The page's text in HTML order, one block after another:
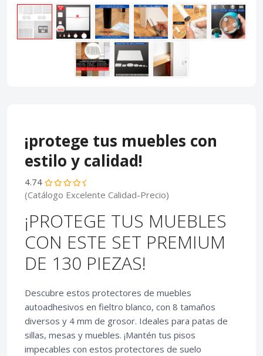
¡protege tus muebles con
estilo y calidad!
4.74
(Catálogo Excelente Calidad-Precio)
¡PROTEGE TUS MUEBLES
CON ESTE SET PREMIUM
DE 130 PIEZAS!
Descubre estos protectores de muebles
autoadhesivos en fieltro blanco, con 8 tamaños
diversos y 4 mm de grosor. Ideales para patas de
sillas, mesas y muebles. ¡Mantén tus pisos
impecables con estos protectores de suelo